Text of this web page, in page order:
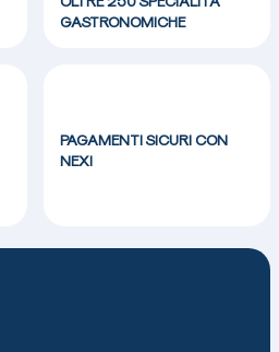
GASTRONOMICHE
PAGAMENTI SICURI CON
NEXI